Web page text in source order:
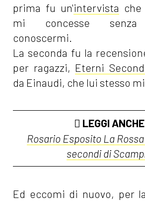
prima fu un'intervista
mi concesse senza
conoscermi.
La seconda fu la
per ragazzi, Eterni
da Einaudi, che lui stesso
LEGGI ANCHE
Rosario Esposito La
secondi di
Ed eccomi di nuovo, per